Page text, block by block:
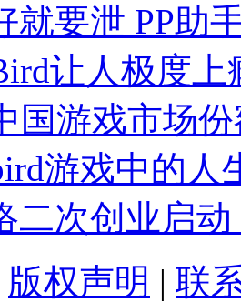
就要泄 PP助
让人极度上
国游戏市场
游戏中的人
二次创业启
版权声明 | 联